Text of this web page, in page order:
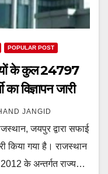
POPULAR POST
के कुल 24797
का विज्ञापन जारी
JANGID
जयपुर द्वारा सफाई
किया गया है। राजस्थान
2012 के अन्तर्गत राज्य…